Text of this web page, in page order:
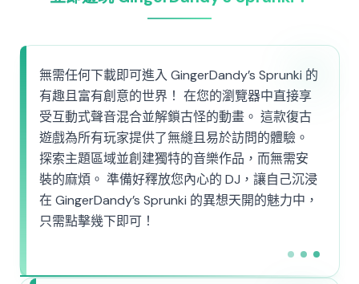
無需任何下載即可進入 GingerDandy’s Sprunki 的
有趣且富有創意的世界！ 在您的瀏覽器中直接享
受互動式聲音混合並解鎖古怪的動畫。 這款復古
遊戲為所有玩家提供了無縫且易於訪問的體驗。
探索主題區域並創建獨特的音樂作品，而無需安
裝的麻煩。 準備好釋放您內心的 DJ，讓自己沉浸
在 GingerDandy’s Sprunki 的異想天開的魅力中，
只需點擊幾下即可！